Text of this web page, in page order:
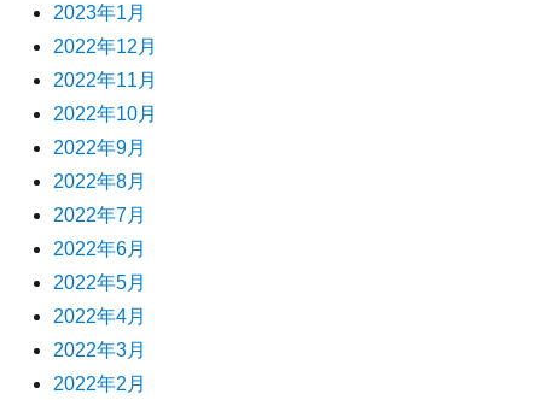
2023年1月
2022年12月
2022年11月
2022年10月
2022年9月
2022年8月
2022年7月
2022年6月
2022年5月
2022年4月
2022年3月
2022年2月